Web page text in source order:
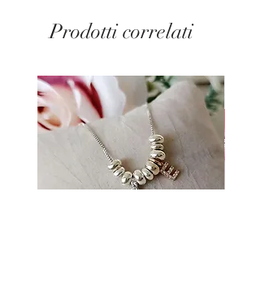
Prodotti correlati